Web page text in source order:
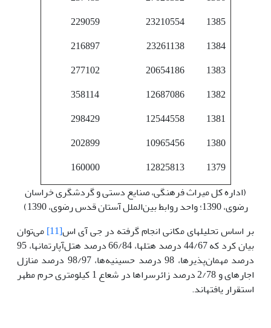
1385
23210554
229059
1384
23261138
216897
1383
20654186
277102
1382
12687086
358114
1381
12544558
298429
1380
10965456
202899
1379
12825813
160000
(اداره کل میراث فرهنگی، صنایع دستی و گردشگری خراسان
رضوی، 1390؛ واحد روابط بین‌الملل آستان قدس رضوی، 1390)
بر اساس تحلیل­های مکانی انجام گرفته در جی آی اس[11]
می‌توان
بیان کرد که 44/67 درصد هتل­ها، 66/84 درصد هتل‌آپارتمان­ها، 95
درصد مهمان‌پذیرها، 98 درصد حسینیه‌ها، 98/97 درصد منازل
اجاره­ای و 2/78 درصد زائرسراها در شعاع 1 کیلومتری حرم مطهر
استقرار یافته­اند.